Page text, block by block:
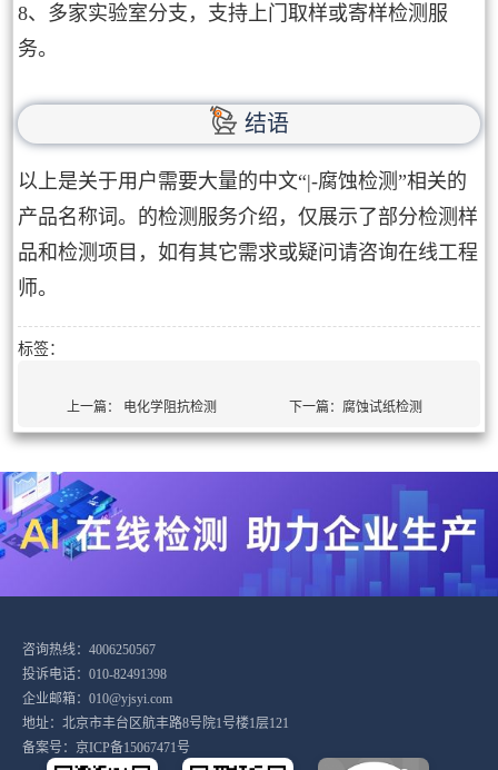
8、多家实验室分支，支持上门取样或寄样检测服
务。
结语
以上是关于用户需要大量的中文“|-腐蚀检测”相关的
产品名称词。的检测服务介绍，仅展示了部分检测样
品和检测项目，如有其它需求或疑问请咨询在线工程
师。
标签：
上一篇： 电化学阻抗检测 下一篇：腐蚀试纸检测
咨询热线：4006250567
投诉电话：010-82491398
企业邮箱：010@yjsyi.com
地址：北京市丰台区航丰路8号院1号楼1层121
备案号： 京ICP备15067471号